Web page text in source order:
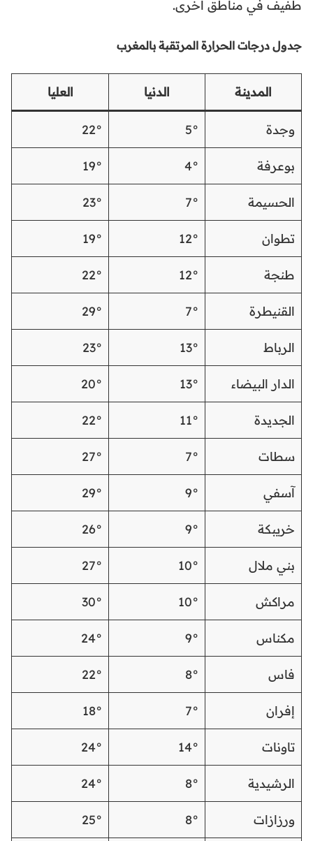
طفيف في مناطق أخرى.
جدول درجات الحرارة المرتقبة بالمغرب
المدينة الدنيا العليا
وجدة 5°
22°
بوعرفة 4°
19°
الحسيمة 7°
23°
تطوان 12°
19°
طنجة 12°
22°
القنيطرة 7°
29°
الرباط 13°
23°
الدار البيضاء 13°
20°
الجديدة 11°
22°
سطات 7°
27°
آسفي 9°
29°
خريبكة 9°
26°
بني ملال 10°
27°
مراكش 10°
30°
مكناس 9°
24°
فاس 8°
22°
إفران 7°
18°
تاونات 14°
24°
الرشيدية 8°
24°
ورزازات 8°
25°